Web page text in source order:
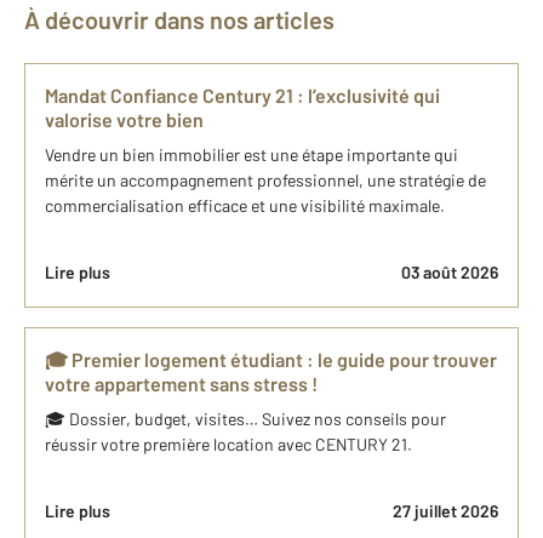
À découvrir dans nos articles
Mandat Confiance Century 21 : l’exclusivité qui
valorise votre bien
Vendre un bien immobilier est une étape importante qui
mérite un accompagnement professionnel, une stratégie de
commercialisation efficace et une visibilité maximale.
Lire plus 03 août 2026
🎓 Premier logement étudiant : le guide pour trouver
votre appartement sans stress !
🎓 Dossier, budget, visites… Suivez nos conseils pour
réussir votre première location avec CENTURY 21.
Lire plus 27 juillet 2026